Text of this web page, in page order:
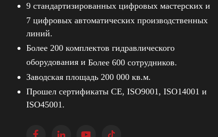
9 стандартизированных цифровых мастерских и
7 цифровых автоматических производственных
линий.
Более 200 комплектов гидравлического
оборудования и Более 600 сотрудников.
Заводская площадь 200 000 кв.м.
Прошел сертификаты CE, ISO9001, ISO14001 и
ISO45001.